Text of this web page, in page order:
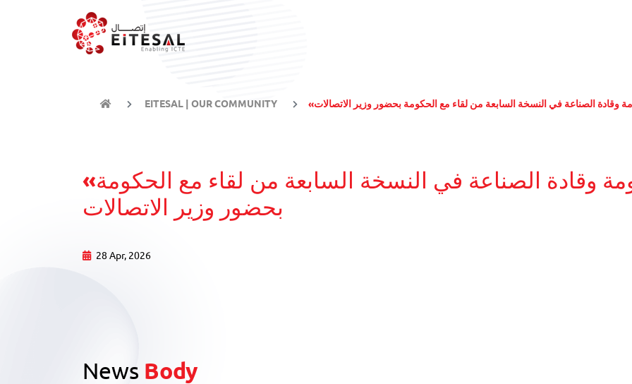
EITESAL | OUR COMMUNITY وقادة الصناعة في النسخة السابعة من لقاء مع الحكومة بحضور وزير الاتصالات
«اتصال» تجمع الحكومة وقادة الصناعة في النسخة السابعة من لقاء مع الحكومة
بحضور وزير الاتصالات
28 Apr, 2026
News Body